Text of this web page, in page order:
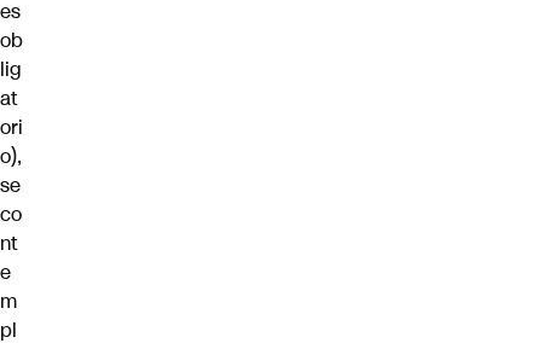
es
ob
lig
at
ori
o),
se
co
nt
e
m
pl